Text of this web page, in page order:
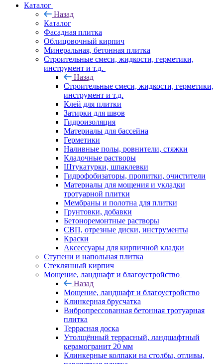
Каталог
Назад
Каталог
Фасадная плитка
Облицовочный кирпич
Минеральная, бетонная плитка
Строительные смеси, жидкости, герметики,
инструмент и т.д.
Назад
Строительные смеси, жидкости, герметики,
инструмент и т.д.
Клей для плитки
Затирки для швов
Гидроизоляция
Материалы для бассейна
Герметики
Наливные полы, ровнители, стяжки
Кладочные растворы
Штукатурки, шпаклевки
Гидрофобизаторы, пропитки, очистители
Материалы для мощения и укладки
тротуарной плитки
Мембраны и полотна для плитки
Грунтовки, добавки
Бетоноремонтные растворы
СВП, отрезные диски, инструменты
Краски
Аксессуары для кирпичной кладки
Ступени и напольная плитка
Cтеклянный кирпич
Мощение, ландшафт и благоустройство
Назад
Мощение, ландшафт и благоустройство
Клинкерная брусчатка
Вибропрессованная бетонная тротуарная
плитка
Террасная доска
Утолщённый террасный, ландшафтный
керамогранит 20 мм
Клинкерные колпаки на столбы, отливы,